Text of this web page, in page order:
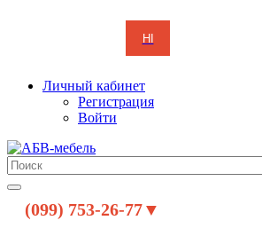
НІ
Личный кабинет
Регистрация
Войти
(099) 753-26-77▼